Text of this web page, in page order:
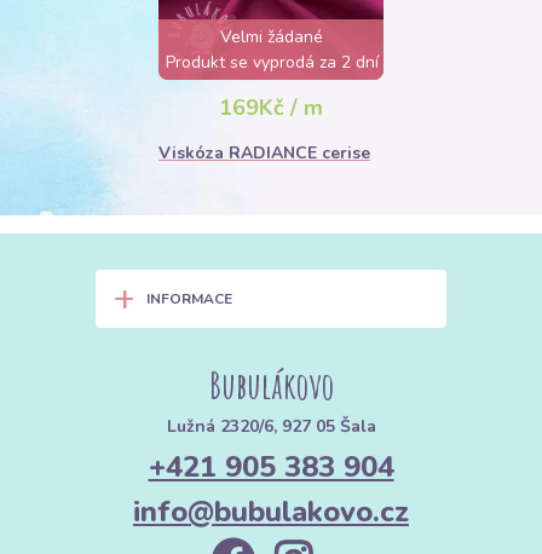
Velmi žádané
Produkt se vyprodá za 2 dní
169Kč / m
Viskóza RADIANCE cerise
+ INFORMACE
Bubulákovo
Lužná 2320/6, 927 05 Šala
+421 905 383 904
info@bubulakovo.cz